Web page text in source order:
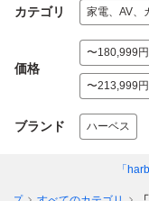
カテゴリ 家電、AV、
価格
〜180,999円
〜213,999円
ブランド ハーベス
「